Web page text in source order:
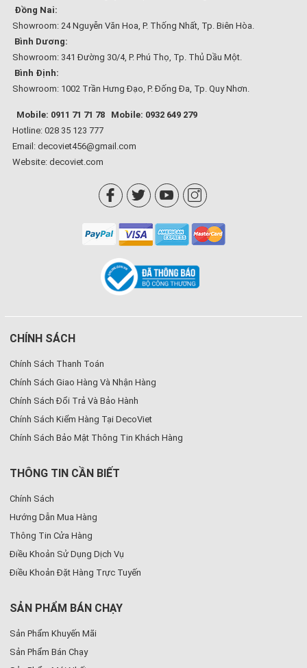
Đồng Nai:
Showroom: 24 Nguyễn Văn Hoa, P. Thống Nhất, Tp. Biên Hòa.
Bình Dương:
Showroom: 341 Đường 30/4, P. Phú Thọ, Tp. Thủ Dầu Một.
Bình Định:
Showroom: 1002 Trần Hưng Đạo, P. Đống Đa, Tp. Quy Nhơn.
Mobile: 0911 71 71 78
Mobile: 0932 649 279
Hotline: 028 35 123 777
Email: decoviet456@gmail.com
Website: decoviet.com
CHÍNH SÁCH
Chính Sách Thanh Toán
Chính Sách Giao Hàng Và Nhận Hàng
Chính Sách Đổi Trả Và Bảo Hành
Chính Sách Kiểm Hàng Tại DecoViet
Chính Sách Bảo Mật Thông Tin Khách Hàng
THÔNG TIN CẦN BIẾT
Chính Sách
Hướng Dẫn Mua Hàng
Thông Tin Cửa Hàng
Điều Khoản Sử Dụng Dịch Vụ
Điều Khoản Đặt Hàng Trực Tuyến
SẢN PHẨM BÁN CHẠY
Sản Phẩm Khuyến Mãi
Sản Phẩm Bán Chạy